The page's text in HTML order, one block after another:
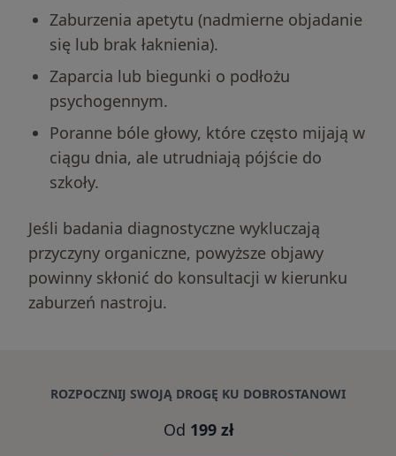
Zaburzenia apetytu (nadmierne objadanie
się lub brak łaknienia).
Zaparcia lub biegunki o podłożu
psychogennym.
Poranne bóle głowy, które często mijają w
ciągu dnia, ale utrudniają pójście do
szkoły.
Jeśli badania diagnostyczne wykluczają
przyczyny organiczne, powyższe objawy
powinny skłonić do konsultacji w kierunku
zaburzeń nastroju.
ROZPOCZNIJ SWOJĄ DROGĘ KU DOBROSTANOWI
Od 199 zł